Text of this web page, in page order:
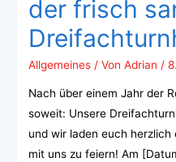
der frisch
Allgemeines/ Von Adrian /
Nach über einem Jahr der
soweit: Unsere
und wir laden euch herzlich
mit uns zu feiern! Am